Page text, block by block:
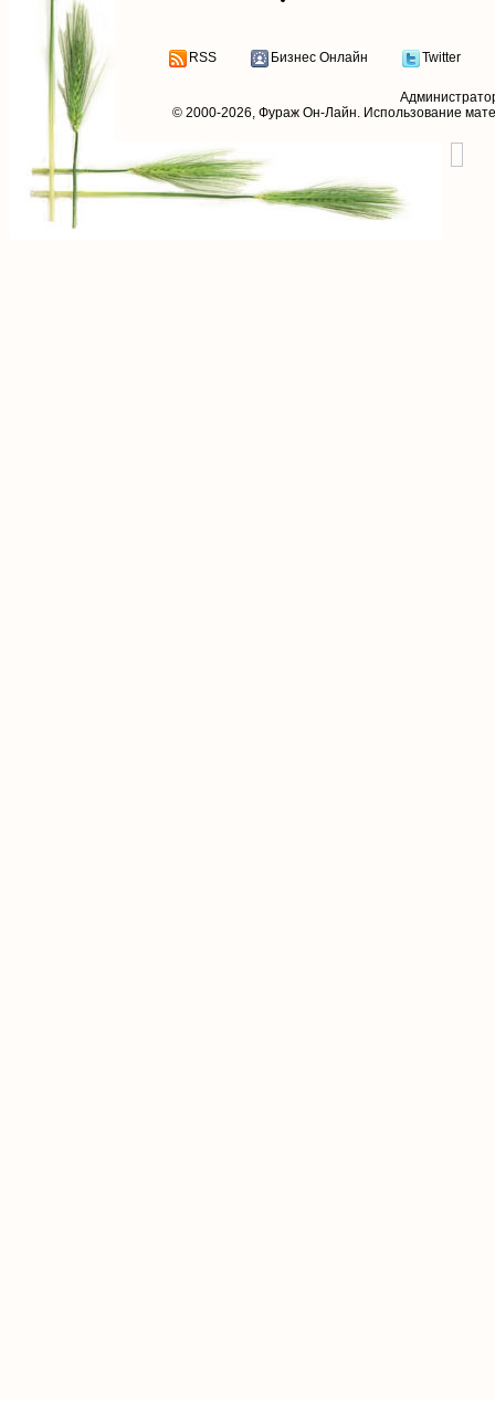
RSS Бизнес Онлайн Twitter
© 2000-2026, Фураж Он-Лайн. Использование